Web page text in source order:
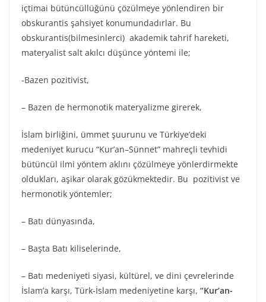
içtimai bütüncüllüğünü çözülmeye yönlendiren bir
obskurantis şahsiyet konumundadırlar. Bu
obskurantis(bilmesinlerci) akademik tahrif hareketi,
materyalist salt akılcı düşünce yöntemi ile;
-Bazen pozitivist,
– Bazen de hermonotik materyalizme girerek,
İslam birliğini, ümmet şuurunu ve Türkiye’deki
medeniyet kurucu “Kur’an–Sünnet” mahreçli tevhidi
bütüncül ilmi yöntem aklını çözülmeye yönlerdirmekte
oldukları, aşikar olarak gözükmektedir. Bu pozitivist ve
hermonotik yöntemler;
– Batı dünyasında,
– Başta Batı kiliselerinde,
– Batı medeniyeti siyasi, kültürel, ve dini çevrelerinde
İslam’a karşı, Türk-İslam medeniyetine karşı, “Kur’an-